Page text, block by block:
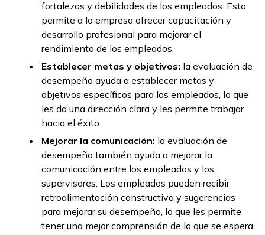
fortalezas y debilidades de los empleados. Esto
permite a la empresa ofrecer capacitación y
desarrollo profesional para mejorar el
rendimiento de los empleados.
Establecer metas y objetivos: la evaluación de
desempeño ayuda a establecer metas y
objetivos específicos para los empleados, lo que
les da una dirección clara y les permite trabajar
hacia el éxito.
Mejorar la comunicación: la evaluación de
desempeño también ayuda a mejorar la
comunicación entre los empleados y los
supervisores. Los empleados pueden recibir
retroalimentación constructiva y sugerencias
para mejorar su desempeño, lo que les permite
tener una mejor comprensión de lo que se espera